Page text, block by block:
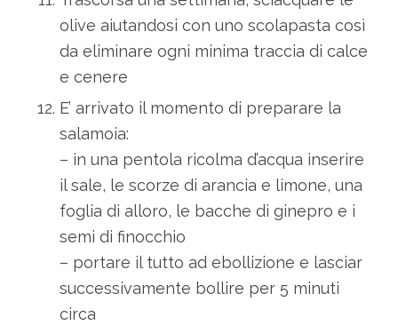
olive aiutandosi con uno scolapasta così
da eliminare ogni minima traccia di calce
e cenere
E’ arrivato il momento di preparare la
salamoia:
– in una pentola ricolma d’acqua inserire
il sale, le scorze di arancia e limone, una
foglia di alloro, le bacche di ginepro e i
semi di finocchio
– portare il tutto ad ebollizione e lasciar
successivamente bollire per 5 minuti
circa